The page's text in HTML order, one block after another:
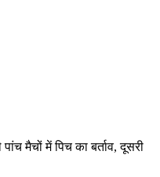
मैचों में पिच का बर्ताव, दूसरी